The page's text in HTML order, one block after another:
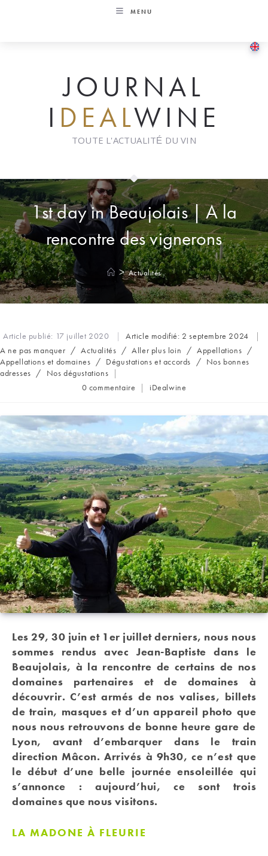
MENU
JOURNAL
I DEALWINE
TOUTE L'ACTUALITÉ DU VIN
1st day in Beaujolais | A la
rencontre des vignerons
> Actualités
Article publié: 17 juillet 2020 Article modifié: 2 septembre 2024
Post
category:
A ne pas manquer / Actualités / Aller plus loin / Appellations /
Appellations et domaines / Dégustations et accords / Nos bonnes
adresses /
Nos dégustations
Commentaires
publication :
0 commentaire
Auteur/autrice
publication :
iDealwine
Les 29, 30 juin et 1er juillet derniers, nous nous
sommes rendus avec Jean-Baptiste dans le
Beaujolais, à la rencontre de certains de nos
domaines partenaires et de domaines à
découvrir. C’est armés de nos valises, billets
de train, masques et d’un appareil photo que
nous nous retrouvons de bonne heure gare de
Lyon, avant d’embarquer dans le train
direction Mâcon. Arrivés à 9h30, ce n’est que
le début d’une belle journée ensoleillée qui
s’annonce : aujourd’hui, ce sont trois
domaines que nous visitons.
LA MADONE À FLEURIE